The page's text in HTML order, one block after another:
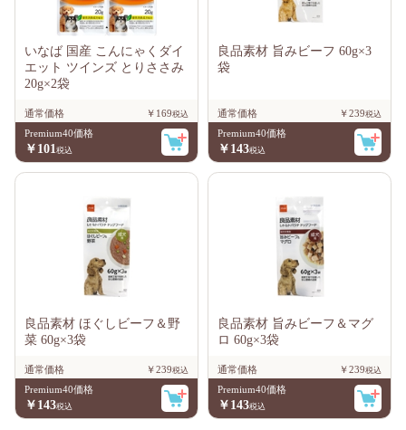
いなば 国産 こんにゃくダイ
エット ツインズ とりささみ
20g×2袋
通常価格
￥169
Premium40価格
￥101
良品素材 旨みビーフ 60g×3
袋
通常価格
￥239
Premium40価格
￥143
良品素材 ほぐしビーフ＆野
菜 60g×3袋
通常価格
￥239
Premium40価格
￥143
良品素材 旨みビーフ＆マグ
ロ 60g×3袋
通常価格
￥239
Premium40価格
￥143